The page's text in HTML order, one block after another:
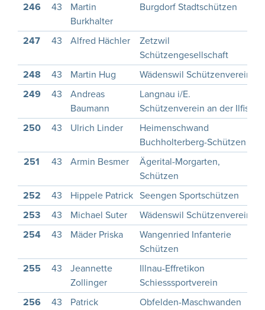
246 43
Martin
Burkhalter
Burgdorf Stadtschützen
247 43 Alfred Hächler
Zetzwil
Schützengesellschaft
248 43 Martin Hug Wädenswil Schützenverein
249
43
Andreas
Baumann
Langnau i/E.
Schützenverein an der Ilfis
250 43 Ulrich Linder
Heimenschwand
Buchholterberg-Schützen
251 43 Armin Besmer
Ägerital-Morgarten,
Schützen
252 43 Hippele Patrick Seengen Sportschützen
253
43 Michael Suter Wädenswil Schützenverein
254
43 Mäder Priska
Wangenried Infanterie
Schützen
255 43
Jeannette
Zollinger
Illnau-Effretikon
Schiesssportverein
256 43
Patrick
Obfelden-Maschwanden